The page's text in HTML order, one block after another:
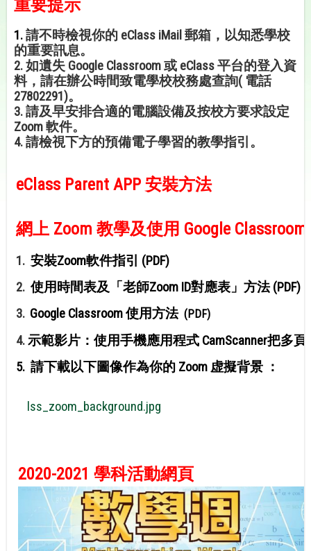
重要提示
1.請不時檢視你的 eClass iMail 郵箱，以知悉學校
的重要訊息。
2. 如遺失 Google Classroom 或 eClass 平台的登入資
料，請在辦公時間致電學校校務處查詢( 電話
27802291)。
3. 請及早安排合適的電腦設備及按校方要求設定
Zoom 軟件。
4. 請檢視下方的預備電子學習的教學指引。
eClass Parent APP 安裝方法
網上 Zoom 教學及使用 Google
1. 安裝Zoom軟件指引 (PDF)
2. 使用時間表及「老師Zoom ID對應表」方法 (PDF)
3. Google Classroom使用方法(PDF)
4.示範影片：使用手機應用程式 CamScanner把多
5. 請下載以下圖像作為你的 Zoom 虚擬背景 ：
lss_zoom_background.jpg
2020-2021 學科活動網頁